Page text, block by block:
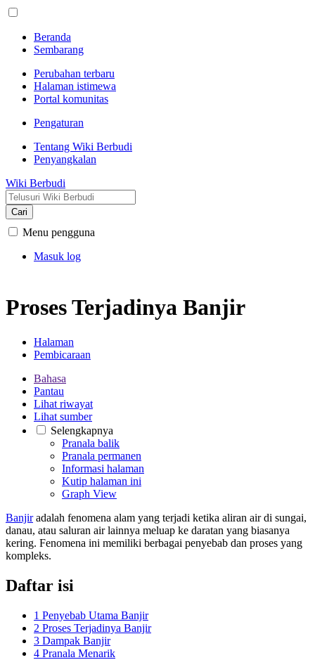
Beranda
Sembarang
Perubahan terbaru
Halaman istimewa
Portal komunitas
Pengaturan
Tentang Wiki Berbudi
Penyangkalan
Wiki Berbudi
Cari
Menu pengguna
Masuk log
Proses Terjadinya Banjir
Halaman
Pembicaraan
Bahasa
Pantau
Lihat riwayat
Lihat sumber
Selengkapnya
Pranala balik
Pranala permanen
Informasi halaman
Kutip halaman ini
Graph View
Banjiradalah fenomena alam yang terjadi ketika aliran air di sungai,
danau, atau saluran air lainnya meluap ke daratan yang biasanya
kering. Fenomena ini memiliki berbagai penyebab dan proses yang
kompleks.
Daftar isi
1 Penyebab Utama Banjir
2 Proses Terjadinya Banjir
3 Dampak Banjir
4 Pranala Menarik